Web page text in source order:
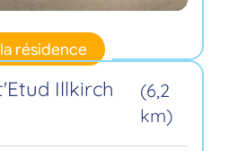
résidence
Illkirch
(6,2
km)